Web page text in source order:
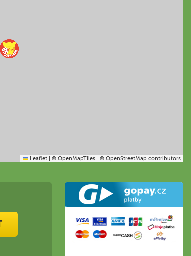
Leaflet © OpenMapTiles © OpenStreetMap contributors